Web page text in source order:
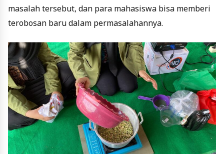
masalah tersebut, dan para mahasiswa bisa memberi
terobosan baru dalam permasalahannya.